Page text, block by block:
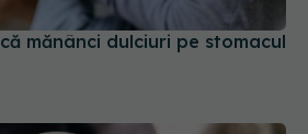
mănânci dulciuri pe stomacul